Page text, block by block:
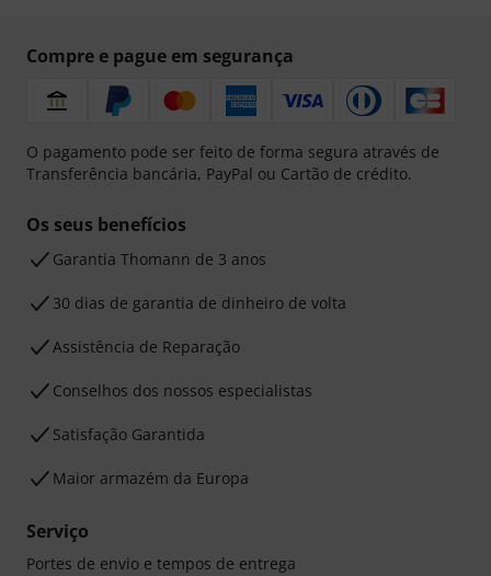
Compre e pague em segurança
O pagamento pode ser feito de forma segura através de
Transferência bancária, PayPal ou Cartão de crédito.
Os seus benefícios
Garantia Thomann de 3 anos
30 dias de garantia de dinheiro de volta
Assistência de Reparação
Conselhos dos nossos especialistas
Satisfação Garantida
Maior armazém da Europa
Serviço
Portes de envio e tempos de entrega